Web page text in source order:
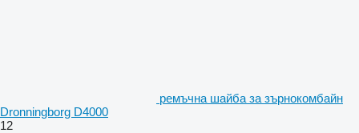
ремъчна шайба за зърнокомбайн
Dronningborg D4000
12